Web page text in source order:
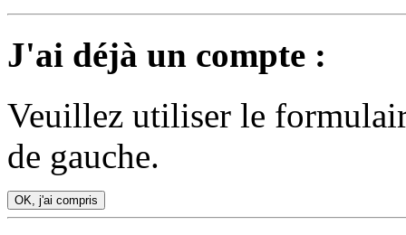
J'ai déjà un compte :
Veuillez utiliser le
de gauche.
OK, j'ai compris